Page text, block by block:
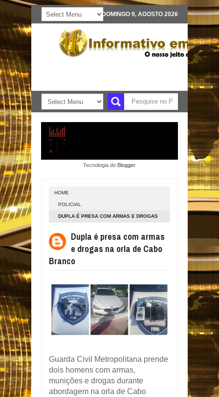
DOMINGO 9, AGOSTO 2026
Tecnologia do Blogger.
HOME
POLICIAL
DUPLA É PRESA COM ARMAS E DROGAS
Dupla é presa com armas
e drogas na orla de Cabo
Branco
Guarda Civil Metropolitana prende
dois homens com armas,
munições e drogas durante
abordagem na orla de Cabo